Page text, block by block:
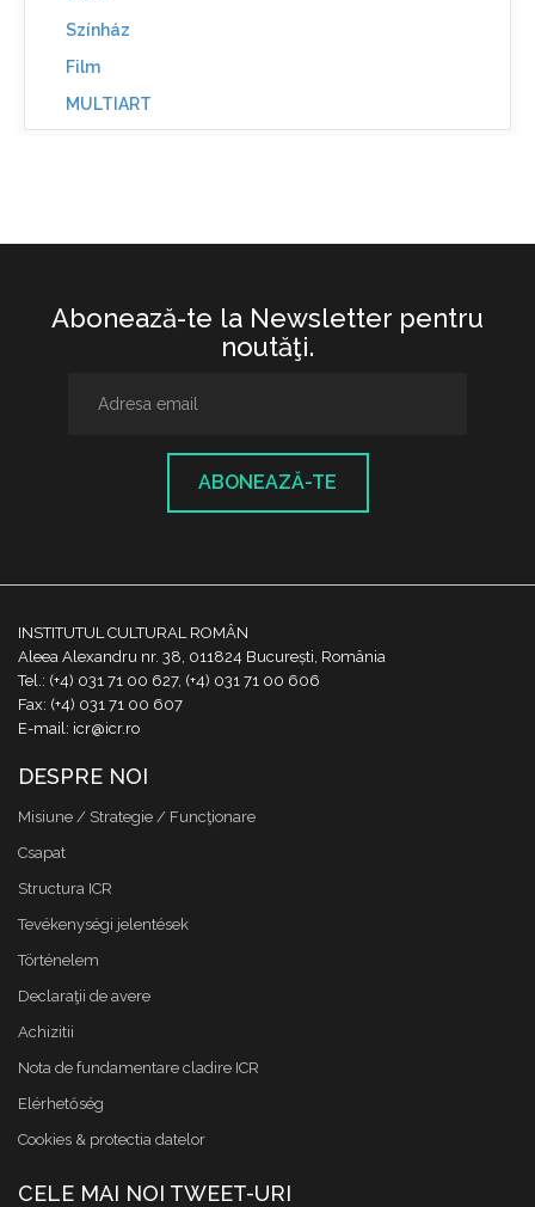
Színház
Film
MULTIART
Abonează-te la Newsletter pentru
noutăţi.
ABONEAZĂ-TE
INSTITUTUL CULTURAL ROMÂN
Aleea Alexandru nr. 38, 011824 București, România
Tel.: (+4) 031 71 00 627, (+4) 031 71 00 606
Fax: (+4) 031 71 00 607
E-mail: icr@icr.ro
DESPRE NOI
Misiune / Strategie / Funcţionare
Csapat
Structura ICR
Tevékenységi jelentések
Történelem
Declaraţii de avere
Achizitii
Nota de fundamentare cladire ICR
Elérhetőség
Cookies & protectia datelor
CELE MAI NOI TWEET-URI